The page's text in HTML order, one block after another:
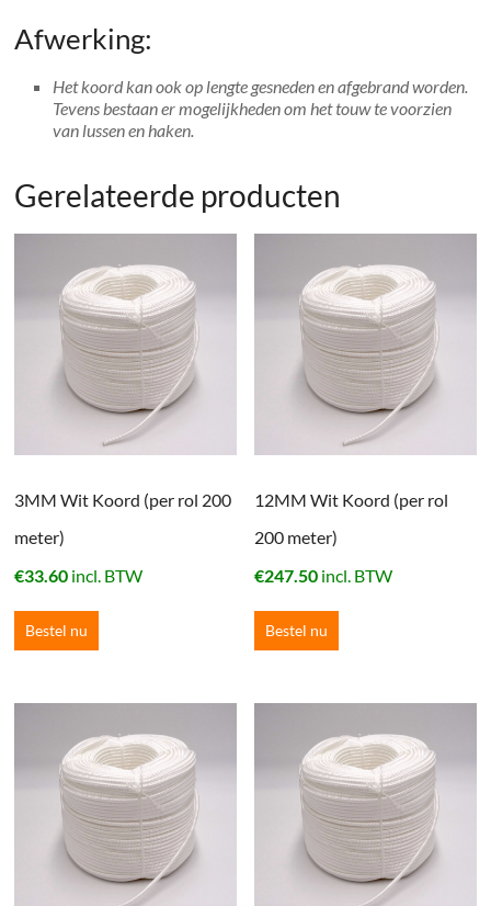
Afwerking:
Het koord kan ook op lengte gesneden en afgebrand worden.
Tevens bestaan er mogelijkheden om het touw te voorzien
van lussen en haken.
Gerelateerde producten
3MM Wit Koord (per rol 200
meter)
€33.60 incl. BTW
Bestel nu
12MM Wit Koord (per rol
200 meter)
€247.50 incl. BTW
Bestel nu